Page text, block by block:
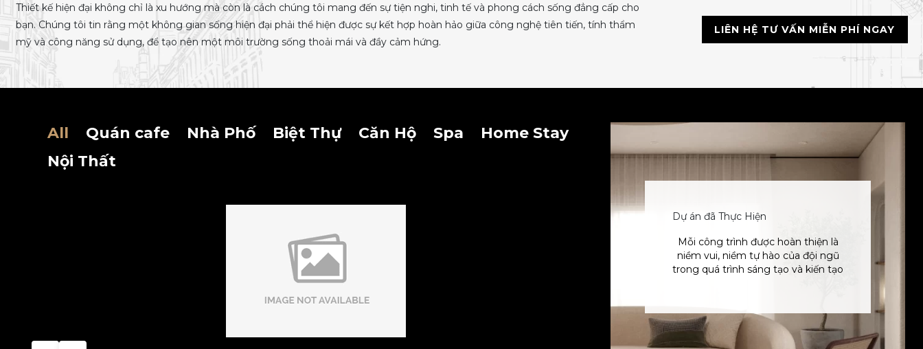
Thiết kế hiện đại không chỉ là xu hướng mà còn là cách chúng tôi mang đến sự tiện nghi, tinh tế và phong cách sống đẳng cấp cho
bạn. Chúng tôi tin rằng một không gian sống hiện đại phải thể hiện được sự kết hợp hoàn hảo giữa công nghệ tiên tiến, tính thẩm
mỹ và công năng sử dụng, để tạo nên một môi trường sống thoải mái và đầy cảm hứng.
LIÊN HỆ TƯ VẤN MIỄN PHÍ NGAY
Dự án đã Thực Hiện
Mỗi công trình được hoàn thiện là
niềm vui, niềm tự hào của đội ngũ
trong quá trình sáng tạo và kiến tạo
All Quán cafe Nhà Phố Biệt Thự Căn Hộ Spa
Home Stay
Nội Thất